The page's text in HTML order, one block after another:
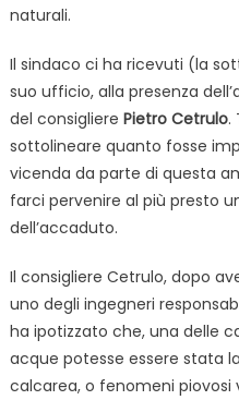
naturali.
Il sindaco ci ha ricevuti (la
suo ufficio, alla presenza
del consigliere Pietro Cetrulo.
sottolineare quanto fosse
vicenda da parte di questa
farci pervenire al più presto
dell’accaduto.
Il consigliere Cetrulo, dopo
uno degli ingegneri
ha ipotizzato che, una delle
acque potesse essere stata
calcarea, o fenomeni piovosi